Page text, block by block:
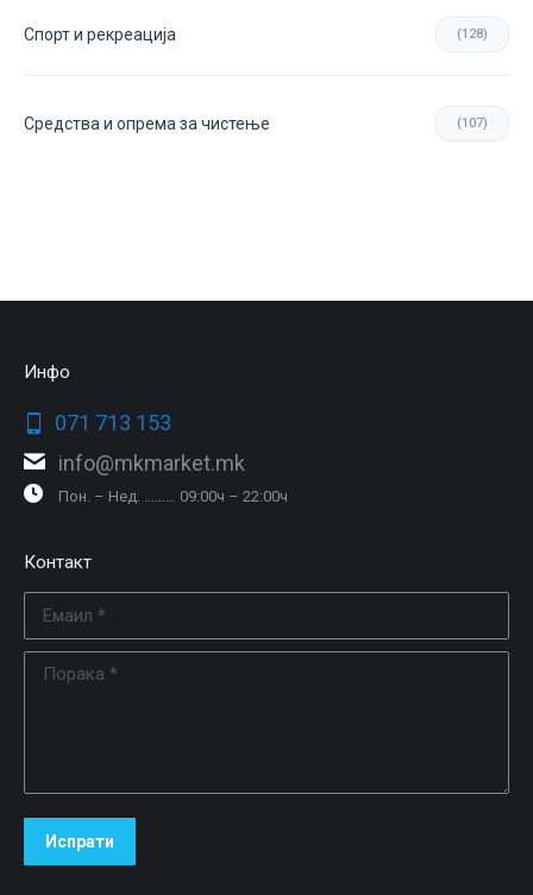
Спорт и рекреација (128)
Средства и опрема за чистење (107)
Инфо
071 713 153
info@mkmarket.mk
Пон. – Нед. ……… 09:00ч – 22:00ч
Контакт
Порака *
Испрати